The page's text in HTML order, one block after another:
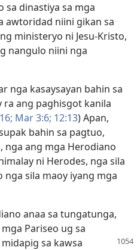
sa dinastiya sa mga
awtoridad niini gikan sa
ministeryo ni Jesu-Kristo,
nangulo niini nga
nga kasaysayan bahin sa
ang paghisgot kanila
Mar 3:6; 12:13) Apan,
bahin sa pagtuo,
nga ang mga Herodiano
ni Herodes, nga sila
nga sila maoy iyang mga
anaa sa tungatunga,
Pariseo ug sa
sa kawsa